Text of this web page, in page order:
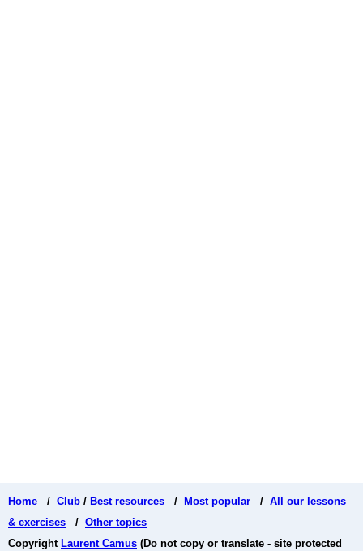
Home / Club / Best resources / Most popular / All our lessons
& exercises / Other topics
Copyright Laurent Camus (Do not copy or translate - site protected